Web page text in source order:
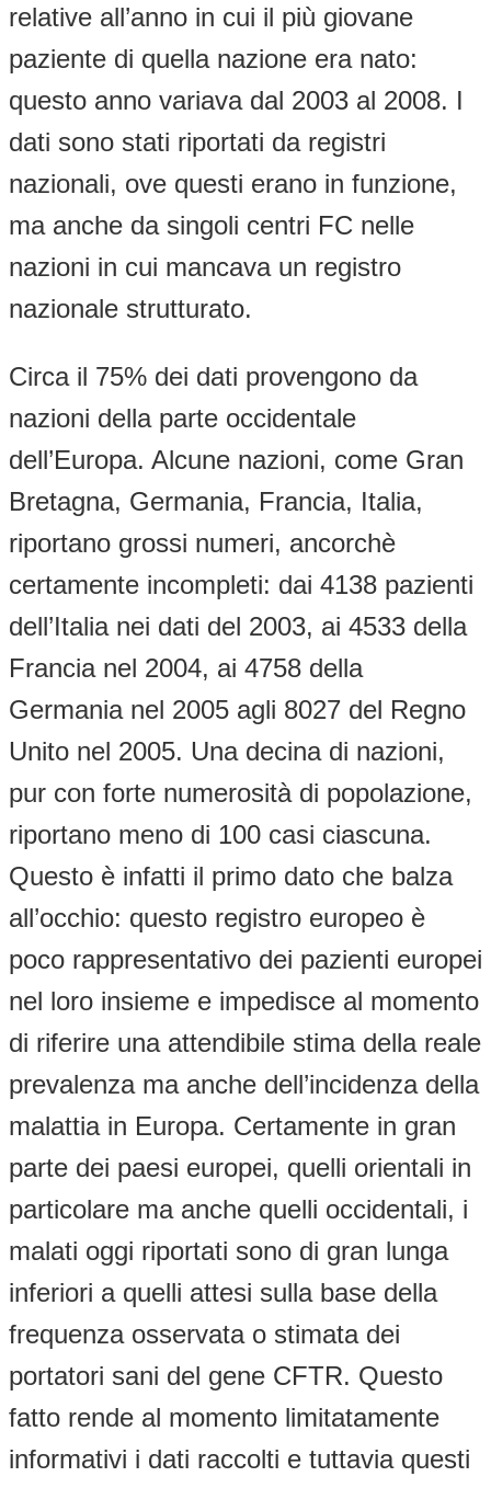
relative all’anno in cui il più giovane
paziente di quella nazione era nato:
questo anno variava dal 2003 al 2008. I
dati sono stati riportati da registri
nazionali, ove questi erano in funzione,
ma anche da singoli centri FC nelle
nazioni in cui mancava un registro
nazionale strutturato.
Circa il 75% dei dati provengono da
nazioni della parte occidentale
dell’Europa. Alcune nazioni, come Gran
Bretagna, Germania, Francia, Italia,
riportano grossi numeri, ancorchè
certamente incompleti: dai 4138 pazienti
dell’Italia nei dati del 2003, ai 4533 della
Francia nel 2004, ai 4758 della
Germania nel 2005 agli 8027 del Regno
Unito nel 2005. Una decina di nazioni,
pur con forte numerosità di popolazione,
riportano meno di 100 casi ciascuna.
Questo è infatti il primo dato che balza
all’occhio: questo registro europeo è
poco rappresentativo dei pazienti europei
nel loro insieme e impedisce al momento
di riferire una attendibile stima della reale
prevalenza ma anche dell’incidenza della
malattia in Europa. Certamente in gran
parte dei paesi europei, quelli orientali in
particolare ma anche quelli occidentali, i
malati oggi riportati sono di gran lunga
inferiori a quelli attesi sulla base della
frequenza osservata o stimata dei
portatori sani del gene CFTR. Questo
fatto rende al momento limitatamente
informativi i dati raccolti e tuttavia questi